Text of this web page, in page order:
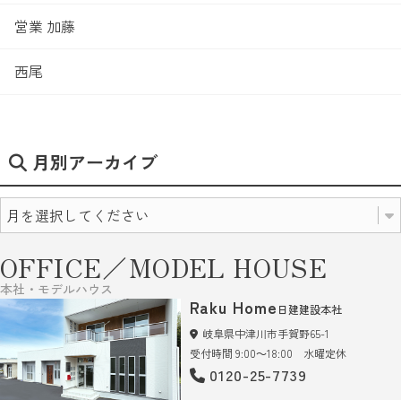
営業 加藤
西尾
月別アーカイブ
OFFICE／MODEL HOUSE
本社・モデルハウス
Raku Home 日建建設本社
岐阜県中津川市手賀野65-1
受付時間 9:00～18:00 水曜定休
0120-25-7739